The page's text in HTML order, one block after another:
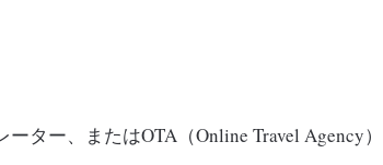
ター、またはOTA（Online Travel Agency）